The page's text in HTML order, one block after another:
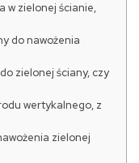
w zielonej ścianie,
do nawożenia
zielonej ściany, czy
wertykalnego, z
zielonej